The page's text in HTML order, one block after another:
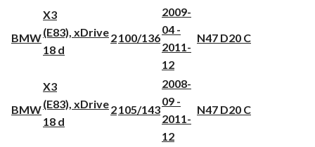
BMW
X3
(E83), xDrive
18 d
2100/136
2009-
04 -
2011-
12
N47 D20 C
BMW
X3
(E83), xDrive
18 d
2105/143
2008-
09 -
2011-
12
N47 D20 C